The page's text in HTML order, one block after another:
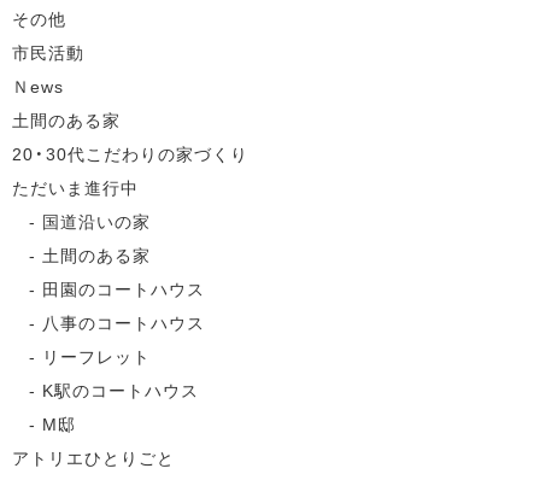
その他
市民活動
Ｎews
土間のある家
20・30代こだわりの家づくり
ただいま進行中
国道沿いの家
土間のある家
田園のコートハウス
八事のコートハウス
リーフレット
K駅のコートハウス
M邸
アトリエひとりごと